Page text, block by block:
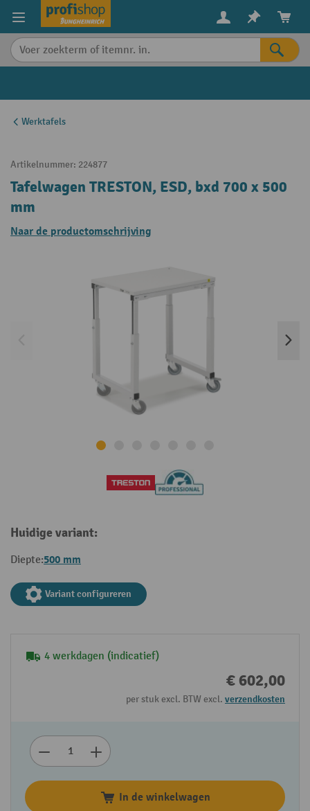
content
Werktafels
Artikelnummer: 224877
Tafelwagen TRESTON, ESD, bxd 700 x 500
mm
Naar de productomschrijving
Huidige variant:
Diepte:500 mm
Variant configureren
4 werkdagen (indicatief)
€ 602,00
per stuk excl. BTW excl. verzendkosten
In de winkelwagen